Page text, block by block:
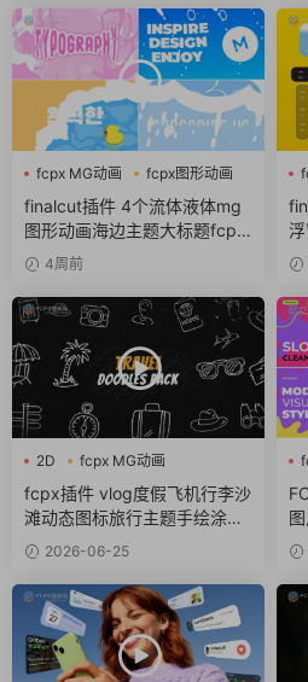
fcpx MG动画
fcpx图形动画
finalcut插件 4个流体液体mg
图形动画海边主题大标题fcpx
插件4周前
2D
fcpx MG动画
fcpx卡通
fcpx插件 vlog度假飞机行李沙
滩动态图标旅行主题手绘涂鸦
包 2026-06-25